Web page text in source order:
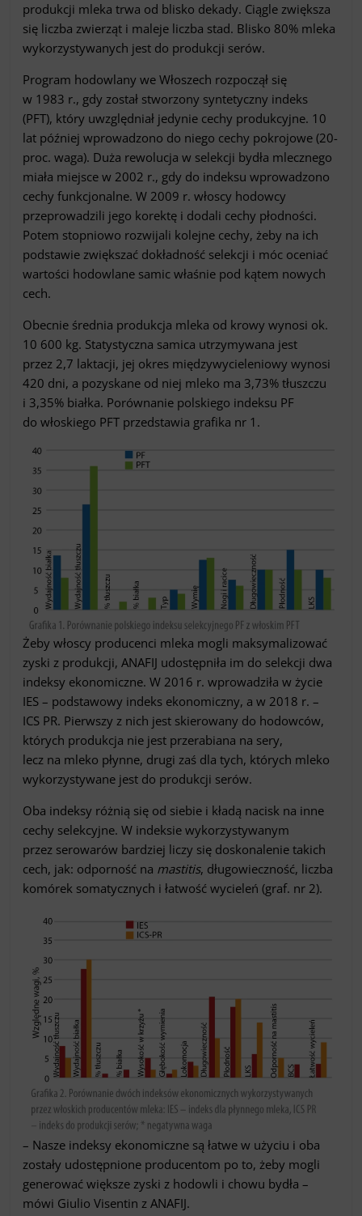
produkcji mleka trwa od blisko dekady. Ciągle zwiększa
się liczba zwierząt i maleje liczba stad. Blisko 80% mleka
wykorzystywanych jest do produkcji serów.
Program hodowlany we Włoszech rozpoczął się
w 1983 r., gdy został stworzony syntetyczny indeks
(PFT), który uwzględniał jedynie cechy produkcyjne. 10
lat później wprowadzono do niego cechy pokrojowe (20-
proc. waga). Duża rewolucja w selekcji bydła mlecznego
miała miejsce w 2002 r., gdy do indeksu wprowadzono
cechy funkcjonalne. W 2009 r. włoscy hodowcy
przeprowadzili jego korektę i dodali cechy płodności.
Potem stopniowo rozwijali kolejne cechy, żeby na ich
podstawie zwiększać dokładność selekcji i móc oceniać
wartości hodowlane samic właśnie pod kątem nowych
cech.
Obecnie średnia produkcja mleka od krowy wynosi ok.
10 600 kg. Statystyczna samica utrzymywana jest
przez 2,7 laktacji, jej okres międzywycieleniowy wynosi
420 dni, a pozyskane od niej mleko ma 3,73% tłuszczu
i 3,35% białka. Porównanie polskiego indeksu PF
do włoskiego PFT przedstawia grafika nr 1.
Żeby włoscy producenci mleka mogli maksymalizować
zyski z produkcji, ANAFIJ udostępniła im do selekcji dwa
indeksy ekonomiczne. W 2016 r. wprowadziła w życie
IES – podstawowy indeks ekonomiczny, a w 2018 r. –
ICS PR. Pierwszy z nich jest skierowany do hodowców,
których produkcja nie jest przerabiana na sery,
lecz na mleko płynne, drugi zaś dla tych, których mleko
wykorzystywane jest do produkcji serów.
Oba indeksy różnią się od siebie i kładą nacisk na inne
cechy selekcyjne. W indeksie wykorzystywanym
przez serowarów bardziej liczy się doskonalenie takich
cech, jak: odporność na mastitis, długowieczność, liczba
komórek somatycznych i łatwość wycieleń (graf. nr 2).
– Nasze indeksy ekonomiczne są łatwe w użyciu i oba
zostały udostępnione producentom po to, żeby mogli
generować większe zyski z hodowli i chowu bydła –
mówi Giulio Visentin z ANAFIJ.